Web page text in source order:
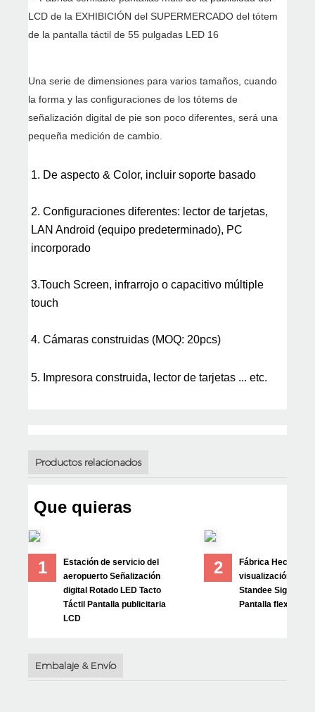
Una serie de dimensiones para varios tamaños, cuando
la forma y las configuraciones de los tótems de
señalización digital de pie son poco diferentes, será una
pequeña medición de cambio.
1. De aspecto & Color, incluir soporte basado
2. Configuraciones diferentes: lector de tarjetas,
LAN Android (equipo predeterminado), PC
incorporado
3.Touch Screen, infrarrojo o capacitivo múltiple
touch
4. Cámaras construidas (MOQ: 20pcs)
5. Impresora construida, lector de tarjetas ... etc.
Productos relacionados
Que quieras
1
Estación de servicio del
aeropuerto Señalización
digital Rotado LED Tacto
Táctil Pantalla publicitaria
LCD
2
Fábrica Hecha
visualización LCD
Standee Signage
Pantalla flexible
Embalaje & Envío